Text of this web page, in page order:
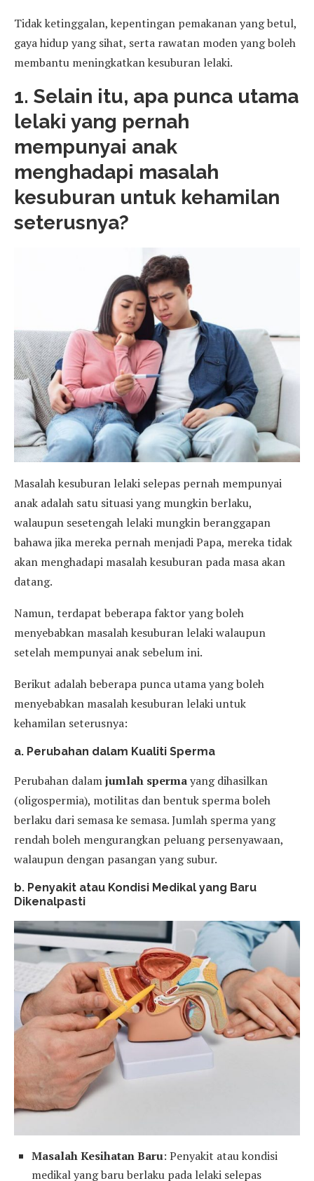
Tidak ketinggalan, kepentingan pemakanan yang betul,
gaya hidup yang sihat, serta rawatan moden yang boleh
membantu meningkatkan kesuburan lelaki.
1. Selain itu, apa punca utama
lelaki yang pernah
mempunyai anak
menghadapi masalah
kesuburan untuk kehamilan
seterusnya?
Masalah kesuburan lelaki selepas pernah mempunyai
anak adalah satu situasi yang mungkin berlaku,
walaupun sesetengah lelaki mungkin beranggapan
bahawa jika mereka pernah menjadi Papa, mereka tidak
akan menghadapi masalah kesuburan pada masa akan
datang.
Namun, terdapat beberapa faktor yang boleh
menyebabkan masalah kesuburan lelaki walaupun
setelah mempunyai anak sebelum ini.
Berikut adalah beberapa punca utama yang boleh
menyebabkan masalah kesuburan lelaki untuk
kehamilan seterusnya:
a. Perubahan dalam Kualiti Sperma
Perubahan dalamjumlah spermayang dihasilkan
(oligospermia), motilitas dan bentuk sperma boleh
berlaku dari semasa ke semasa. Jumlah sperma yang
rendah boleh mengurangkan peluang persenyawaan,
walaupun dengan pasangan yang subur.
b. Penyakit atau Kondisi Medikal yang Baru
Dikenalpasti
Masalah Kesihatan Baru: Penyakit atau kondisi
medikal yang baru berlaku pada lelaki selepas